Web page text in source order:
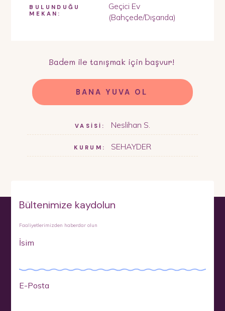
BULUNDUĞU
MEKAN:
Geçici Ev
(Bahçede/Dışarıda)
Badem ile tanışmak için başvur!
BANA YUVA OL
VASİSİ: Neslihan S.
KURUM: SEHAYDER
Bültenimize kaydolun
Faaliyetlerimizden haberdar olun
İsim
E-Posta